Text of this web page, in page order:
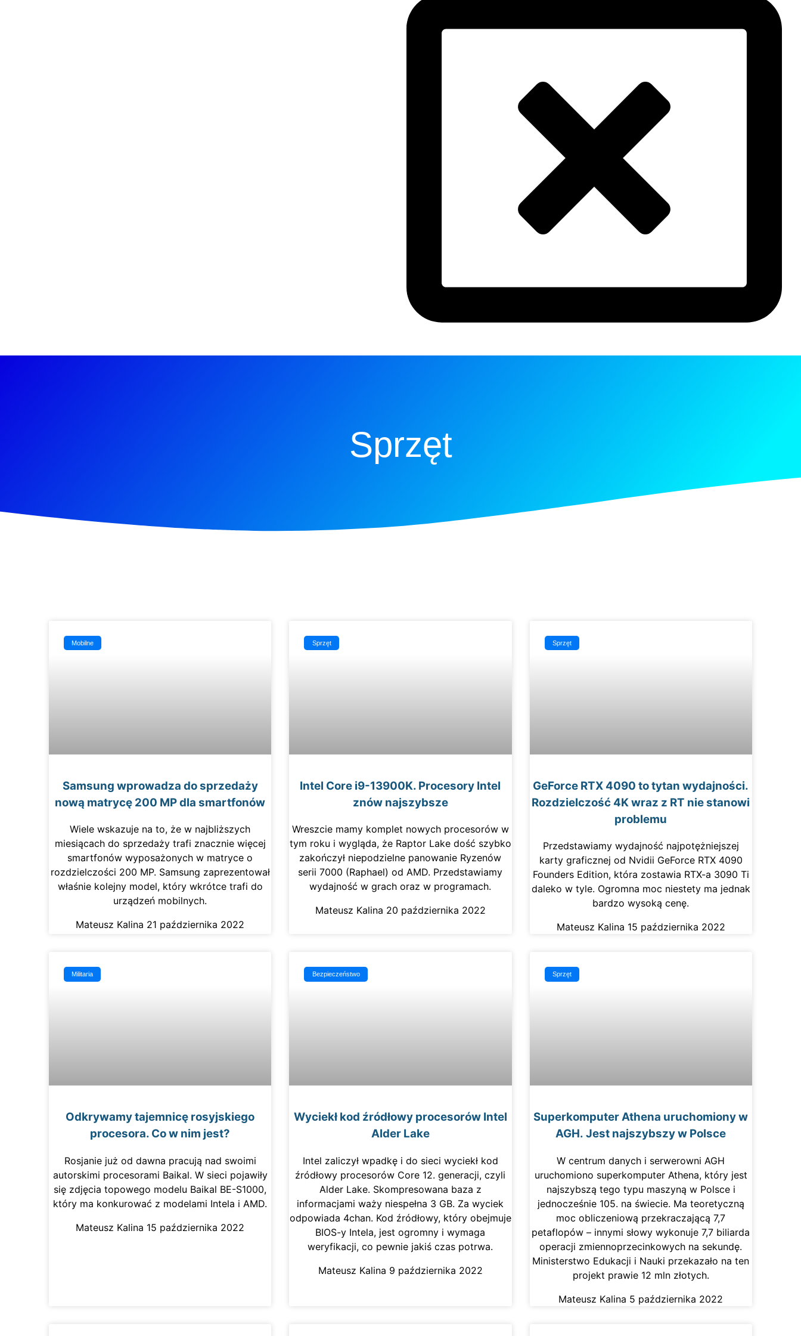
Sprzęt
Mobilne
Samsung wprowadza do sprzedaży
nową matrycę 200 MP dla smartfonów
Wiele wskazuje na to, że w najbliższych
miesiącach do sprzedaży trafi znacznie więcej
smartfonów wyposażonych w matryce o
rozdzielczości 200 MP. Samsung zaprezentował
właśnie kolejny model, który wkrótce trafi do
urządzeń mobilnych.
Mateusz Kalina 21 października 2022
Sprzęt
Intel Core i9-13900K. Procesory Intel
znów najszybsze
Wreszcie mamy komplet nowych procesorów w
tym roku i wygląda, że Raptor Lake dość szybko
zakończył niepodzielne panowanie Ryzenów
serii 7000 (Raphael) od AMD. Przedstawiamy
wydajność w grach oraz w programach.
Mateusz Kalina 20 października 2022
Sprzęt
GeForce RTX 4090 to tytan wydajności.
Rozdzielczość 4K wraz z RT nie stanowi
problemu
Przedstawiamy wydajność najpotężniejszej
karty graficznej od Nvidii GeForce RTX 4090
Founders Edition, która zostawia RTX-a 3090 Ti
daleko w tyle. Ogromna moc niestety ma jednak
bardzo wysoką cenę.
Mateusz Kalina 15 października 2022
Militaria
Odkrywamy tajemnicę rosyjskiego
procesora. Co w nim jest?
Rosjanie już od dawna pracują nad swoimi
autorskimi procesorami Baikal. W sieci pojawiły
się zdjęcia topowego modelu Baikal BE-S1000,
który ma konkurować z modelami Intela i AMD.
Mateusz Kalina 15 października 2022
Bezpieczeństwo
Wyciekł kod źródłowy procesorów Intel
Alder Lake
Intel zaliczył wpadkę i do sieci wyciekł kod
źródłowy procesorów Core 12. generacji, czyli
Alder Lake. Skompresowana baza z
informacjami waży niespełna 3 GB. Za wyciek
odpowiada 4chan. Kod źródłowy, który obejmuje
BIOS-y Intela, jest ogromny i wymaga
weryfikacji, co pewnie jakiś czas potrwa.
Mateusz Kalina 9 października 2022
Sprzęt
Superkomputer Athena uruchomiony w
AGH. Jest najszybszy w Polsce
W centrum danych i serwerowni AGH
uruchomiono superkomputer Athena, który jest
najszybszą tego typu maszyną w Polsce i
jednocześnie 105. na świecie. Ma teoretyczną
moc obliczeniową przekraczającą 7,7
petaflopów – innymi słowy wykonuje 7,7 biliarda
operacji zmiennoprzecinkowych na sekundę.
Ministerstwo Edukacji i Nauki przekazało na ten
projekt prawie 12 mln złotych.
Mateusz Kalina 5 października 2022